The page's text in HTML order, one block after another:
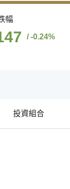
幅
/ -0.24%
投資組合